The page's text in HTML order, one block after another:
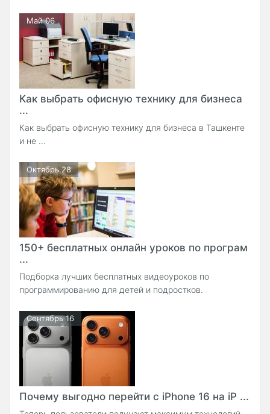
Май 06
Как выбрать офисную технику для бизнеса
...
Как выбрать офисную технику для бизнеса в Ташкенте
и не ...
Октябрь 28
150+ бесплатных онлайн уроков по програм
...
Подборка лучших бесплатных видеоуроков по
программированию для детей и подростков.
Сентябрь 16
Почему выгодно перейти с iPhone 16 на iP ...